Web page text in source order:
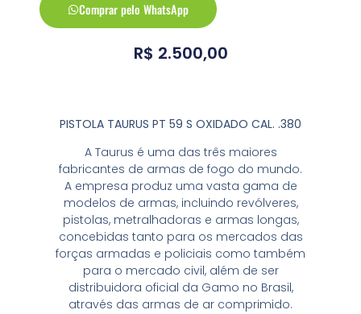
Comprar pelo WhatsApp
R$ 2.500,00
PISTOLA TAURUS PT 59 S OXIDADO CAL. .380
A Taurus é uma das três maiores
fabricantes de armas de fogo do mundo.
A empresa produz uma vasta gama de
modelos de armas, incluindo revólveres,
pistolas, metralhadoras e armas longas,
concebidas tanto para os mercados das
forças armadas e policiais como também
para o mercado civil, além de ser
distribuidora oficial da Gamo no Brasil,
através das armas de ar comprimido.